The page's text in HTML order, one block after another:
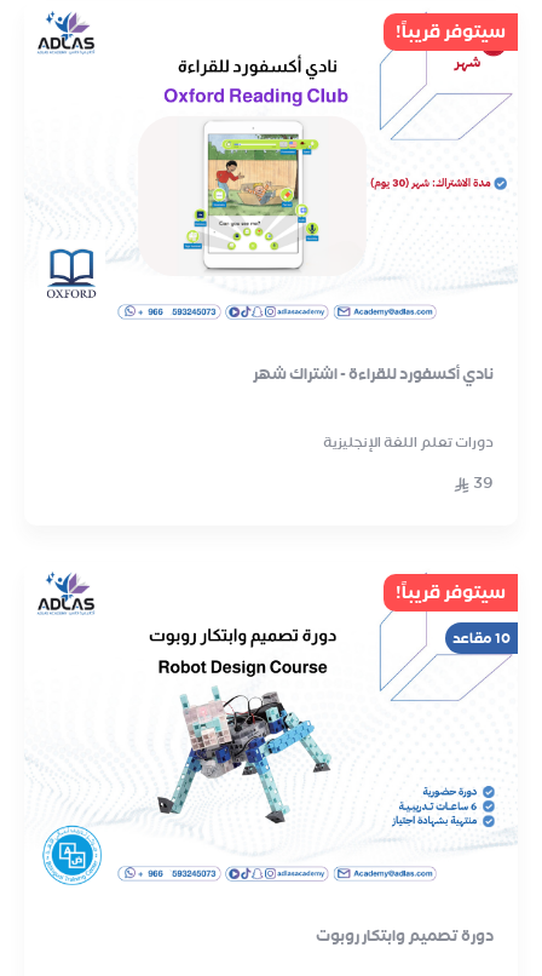
سيتوفر قريباً!
نادي أكسفورد للقراءة - اشتراك شهر
دورات تعلم اللغة الإنجليزية
39
سيتوفر قريباً!
10 مقاعد
دورة تصميم وابتكار روبوت